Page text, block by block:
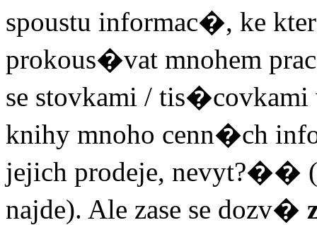
spoustu informac�, ke
prokous�vat mnohem
se stovkami /
knihy mnoho cenn�ch
jejich prodeje, nevyt?��
najde). Ale zase se dozv�